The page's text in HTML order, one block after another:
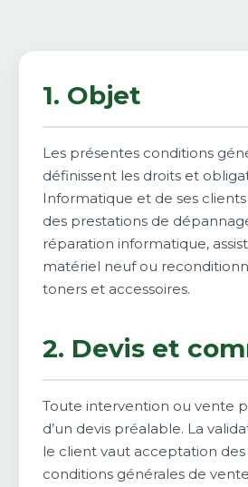
1. Objet
Les présentes conditions
définissent les droits et
Informatique et de ses
des prestations de
réparation informatique,
matériel neuf ou
toners et accessoires.
2. Devis et
Toute intervention ou vente
d’un devis préalable. La
le client vaut acceptation
conditions générales de